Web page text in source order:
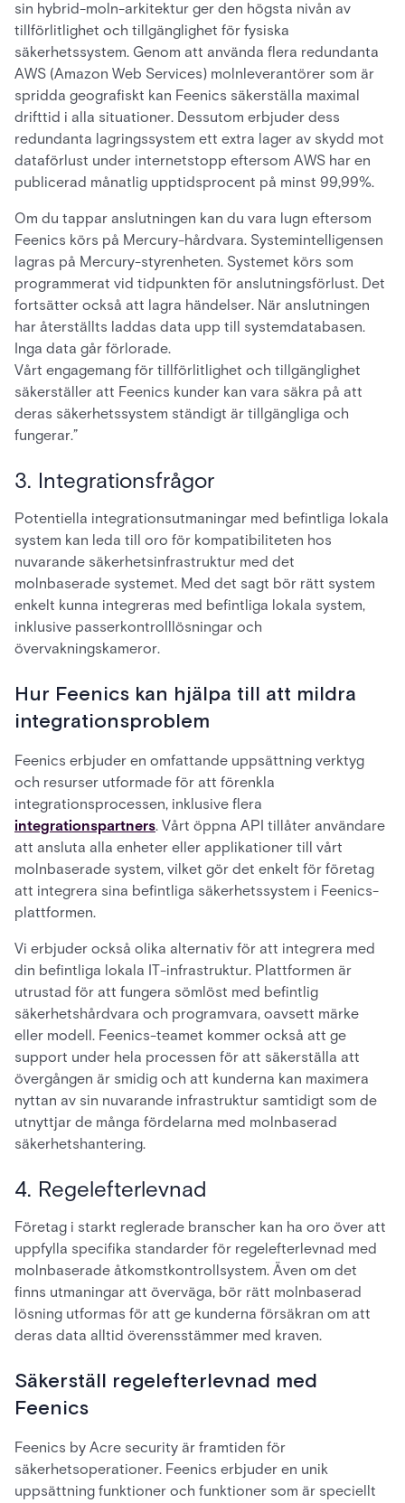
sin hybrid-moln-arkitektur ger den högsta nivån av
tillförlitlighet och tillgänglighet för fysiska
säkerhetssystem. Genom att använda flera redundanta
AWS (Amazon Web Services) molnleverantörer som är
spridda geografiskt kan Feenics säkerställa maximal
drifttid i alla situationer. Dessutom erbjuder dess
redundanta lagringssystem ett extra lager av skydd mot
dataförlust under internetstopp eftersom AWS har en
publicerad månatlig upptidsprocent på minst 99,99%.
Om du tappar anslutningen kan du vara lugn eftersom
Feenics körs på Mercury-hårdvara. Systemintelligensen
lagras på Mercury-styrenheten. Systemet körs som
programmerat vid tidpunkten för anslutningsförlust. Det
fortsätter också att lagra händelser. När anslutningen
har återställts laddas data upp till systemdatabasen.
Inga data går förlorade.
Vårt engagemang för tillförlitlighet och tillgänglighet
säkerställer att Feenics kunder kan vara säkra på att
deras säkerhetssystem ständigt är tillgängliga och
fungerar.”
3. Integrationsfrågor
Potentiella integrationsutmaningar med befintliga lokala
system kan leda till oro för kompatibiliteten hos
nuvarande säkerhetsinfrastruktur med det
molnbaserade systemet. Med det sagt bör rätt system
enkelt kunna integreras med befintliga lokala system,
inklusive passerkontrolllösningar och
övervakningskameror.
Hur Feenics kan hjälpa till att mildra
integrationsproblem
Feenics erbjuder en omfattande uppsättning verktyg
och resurser utformade för att förenkla
integrationsprocessen, inklusive flera
integrationspartners. Vårt öppna API tillåter användare
att ansluta alla enheter eller applikationer till vårt
molnbaserade system, vilket gör det enkelt för företag
att integrera sina befintliga säkerhetssystem i Feenics-
plattformen.
Vi erbjuder också olika alternativ för att integrera med
din befintliga lokala IT-infrastruktur. Plattformen är
utrustad för att fungera sömlöst med befintlig
säkerhetshårdvara och programvara, oavsett märke
eller modell. Feenics-teamet kommer också att ge
support under hela processen för att säkerställa att
övergången är smidig och att kunderna kan maximera
nyttan av sin nuvarande infrastruktur samtidigt som de
utnyttjar de många fördelarna med molnbaserad
säkerhetshantering.
4. Regelefterlevnad
Företag i starkt reglerade branscher kan ha oro över att
uppfylla specifika standarder för regelefterlevnad med
molnbaserade åtkomstkontrollsystem. Även om det
finns utmaningar att överväga, bör rätt molnbaserad
lösning utformas för att ge kunderna försäkran om att
deras data alltid överensstämmer med kraven.
Säkerställ regelefterlevnad med
Feenics
Feenics by Acre security är framtiden för
säkerhetsoperationer. Feenics erbjuder en unik
uppsättning funktioner och funktioner som är speciellt